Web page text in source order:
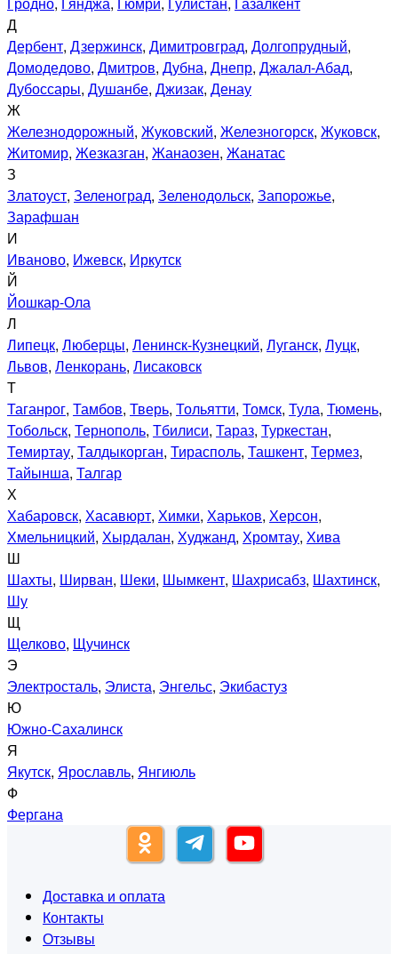
Д
Дербент, Дзержинск, Димитровград, Долгопрудный,
Домодедово, Дмитров, Дубна, Днепр, Джалал-Абад,
Дубоссары, Душанбе, Джизак, Денау
Ж
Железнодорожный, Жуковский, Железногорск, Жуковск,
Житомир, Жезказган, Жанаозен, Жанатас
З
Златоуст, Зеленоград, Зеленодольск, Запорожье,
Зарафшан
И
Иваново, Ижевск, Иркутск
Й
Йошкар-Ола
Л
Липецк, Люберцы, Ленинск-Кузнецкий, Луганск, Луцк,
Львов, Ленкорань, Лисаковск
Т
Таганрог, Тамбов, Тверь, Тольятти, Томск, Тула, Тюмень,
Тобольск, Тернополь, Тбилиси, Тараз, Туркестан,
Темиртау, Талдыкорган, Тирасполь, Ташкент, Термез,
Тайынша, Талгар
Х
Хабаровск, Хасавюрт, Химки, Харьков, Херсон,
Хмельницкий, Хырдалан, Худжанд, Хромтау, Хива
Ш
Шахты, Ширван, Шеки, Шымкент, Шахрисабз, Шахтинск,
Шу
Щ
Щелково, Щучинск
Э
Электросталь, Элиста, Энгельс, Экибастуз
Ю
Южно-Сахалинск
Я
Якутск, Ярославль, Янгиюль
Ф
Фергана
Доставка и оплата
Контакты
Отзывы